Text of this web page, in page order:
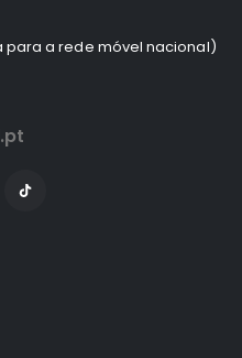
a rede móvel nacional)